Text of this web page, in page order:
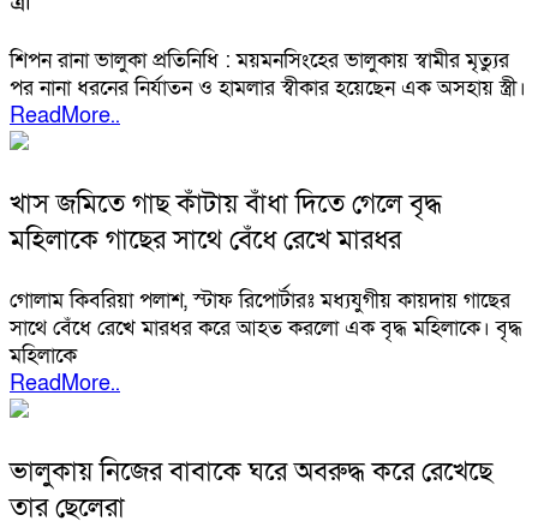
শিপন রানা ভালুকা প্রতিনিধি : ময়মনসিংহের ভালুকায় স্বামীর মৃত্যুর
পর নানা ধরনের নির্যাতন ও হামলার স্বীকার হয়েছেন এক অসহায় স্ত্রী।
ReadMore..
খাস জমিতে গাছ কাঁটায় বাঁধা দিতে গেলে বৃদ্ধ
মহিলাকে গাছের সাথে বেঁধে রেখে মারধর
গোলাম কিবরিয়া পলাশ, স্টাফ রিপোর্টারঃ মধ্যযুগীয় কায়দায় গাছের
সাথে বেঁধে রেখে মারধর করে আহত করলো এক বৃদ্ধ মহিলাকে। বৃদ্ধ
মহিলাকে
ReadMore..
ভালুকায় নিজের বাবাকে ঘরে অবরুদ্ধ করে রেখেছে
তার ছেলেরা